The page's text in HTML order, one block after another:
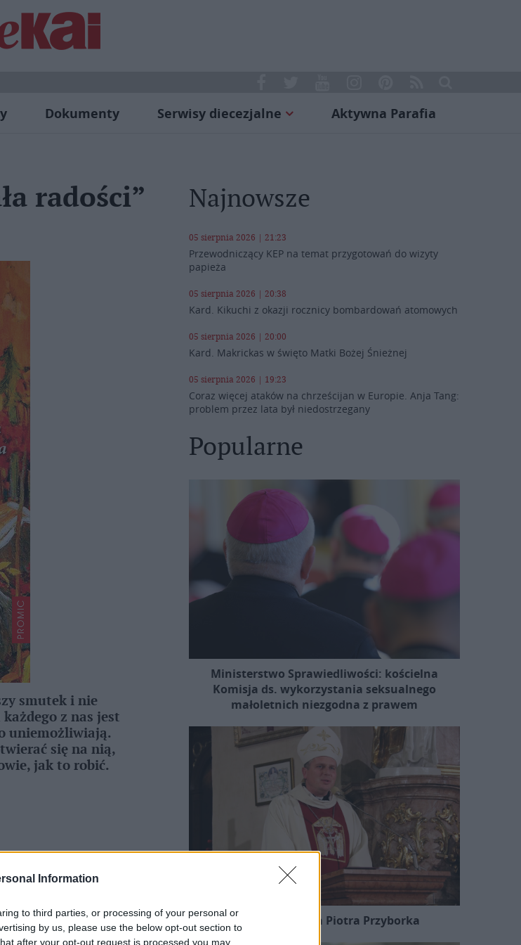
Information
to third parties, or processing of your personal or
by us, please use the below opt-out section to
after your opt-out request is processed you may
Dokumenty Serwisy diecezjalne Aktywna Parafia
radości”
smutek i nie
z nas jest
uniemożliwiają.
się na nią,
jak to robić.
Najnowsze
05 sierpnia 2026 | 21:23
Przewodniczący KEP na temat przygotowań do wizyty
papieża
05 sierpnia 2026 | 20:38
Kard. Kikuchi z okazji rocznicy bombardowań atomowych
05 sierpnia 2026 | 20:00
Kard. Makrickas w święto Matki Bożej Śnieżnej
05 sierpnia 2026 | 19:23
Coraz więcej ataków na chrześcijan w Europie. Anja Tang:
problem przez lata był niedostrzegany
Popularne
Ministerstwo Sprawiedliwości: kościelna
Komisja ds. wykorzystania seksualnego
małoletnich niezgodna z prawem
Wakacje biskupa Piotra Przyborka